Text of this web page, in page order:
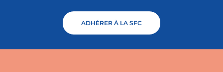
ADHÉRER À LA SFC